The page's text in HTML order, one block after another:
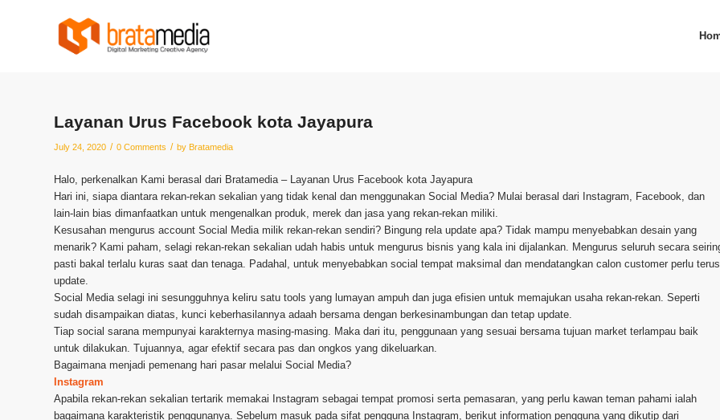
Layanan Urus Facebook kota Jayapura
July 24, 2020 / 0 Comments / by Bratamedia
Halo, perkenalkan Kami berasal dari Bratamedia – Layanan Urus Facebook kota Jayapura
Hari ini, siapa diantara rekan-rekan sekalian yang tidak kenal dan menggunakan Social Media? Mulai berasal dari Instagram, Facebook, dan
lain-lain bias dimanfaatkan untuk mengenalkan produk, merek dan jasa yang rekan-rekan miliki.
Kesusahan mengurus account Social Media milik rekan-rekan sendiri? Bingung rela update apa? Tidak mampu menyebabkan desain yang
menarik? Kami paham, selagi rekan-rekan sekalian udah habis untuk mengurus bisnis yang kala ini dijalankan. Mengurus seluruh secara
pasti bakal terlalu kuras saat dan tenaga. Padahal, untuk menyebabkan social tempat maksimal dan mendatangkan calon customer perlu terus
update.
Social Media selagi ini sesungguhnya keliru satu tools yang lumayan ampuh dan juga efisien untuk memajukan usaha rekan-rekan. Seperti
sudah disampaikan diatas, kunci keberhasilannya adaah bersama dengan berkesinambungan dan tetap update.
Tiap social sarana mempunyai karakternya masing-masing. Maka dari itu, penggunaan yang sesuai bersama tujuan market terlampau baik
untuk dilakukan. Tujuannya, agar efektif secara pas dan ongkos yang dikeluarkan.
Bagaimana menjadi pemenang hari pasar melalui Social Media?
Instagram
Apabila rekan-rekan sekalian tertarik memakai Instagram sebagai tempat promosi serta pemasaran, yang perlu kawan teman pahami ialah
bagaimana karakteristik penggunanya. Sebelum masuk pada sifat pengguna Instagram, berikut information pengguna yang dikutip dari